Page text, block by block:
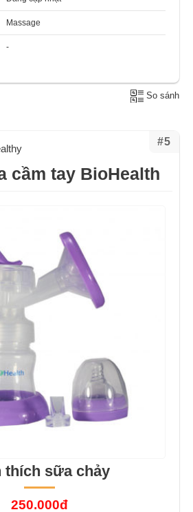
Massage
-
So sánh
#5
cầm tay BioHealth
thích sữa chảy
250.000đ